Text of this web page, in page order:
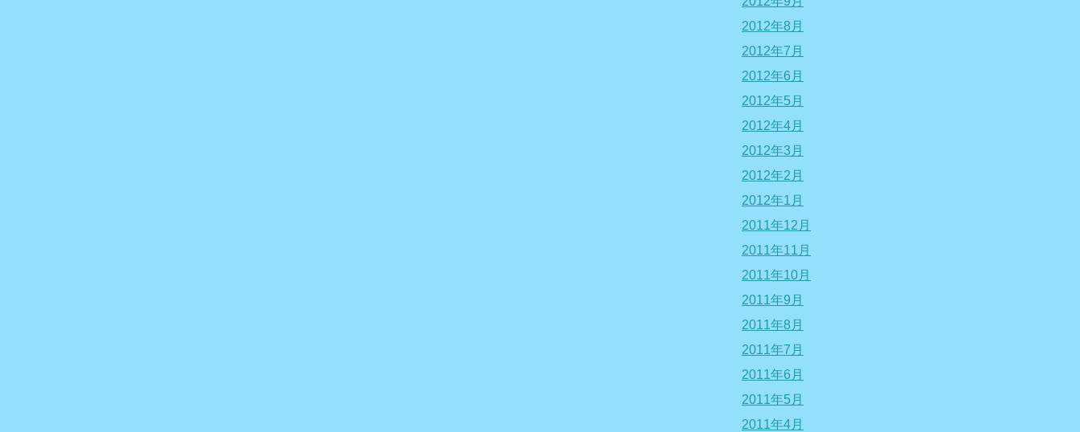
2012年8月
2012年7月
2012年6月
2012年5月
2012年4月
2012年3月
2012年2月
2012年1月
2011年12月
2011年11月
2011年10月
2011年9月
2011年8月
2011年7月
2011年6月
2011年5月
2011年4月